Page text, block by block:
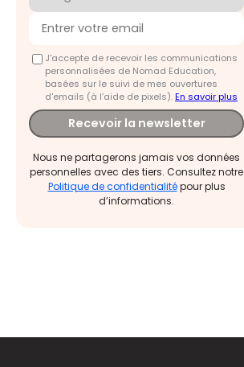
J'accepte de recevoir les communications
personnalisées de Nomad Education,
basées sur le suivi de mes ouvertures
d'emails (à l’aide de pixels).En savoir plus
Recevoir la newsletter
Nous ne partagerons jamais vos données
personnelles avec des tiers. Consultez notre
Politique de confidentialitépour plus
d’informations.